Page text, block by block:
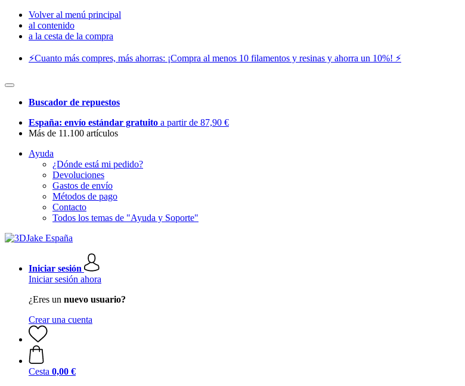
Volver al menú principal
al contenido
a la cesta de la compra
⚡️Cuanto más compres, más ahorras: ¡Compra al menos 10 filamentos y resinas y ahorra un 10%! ⚡️
Buscador de repuestos
España: envío estándar gratuito a partir de 87,90 €
Más de 11.100 artículos
Ayuda
¿Dónde está mi pedido?
Devoluciones
Gastos de envío
Métodos de pago
Contacto
Todos los temas de "Ayuda y Soporte"
Iniciar sesión
Iniciar sesión ahora
¿Eres un nuevo usuario?
Crear una cuenta
Cesta 0,00 €